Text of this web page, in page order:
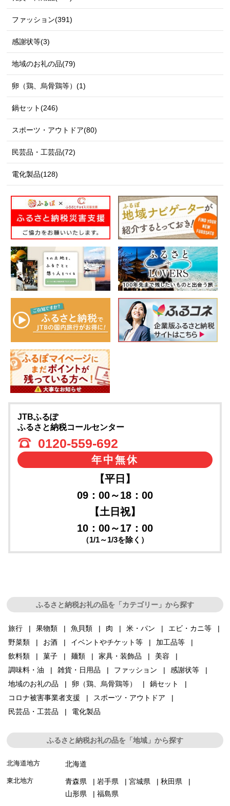
ファッション(391)
感謝状等(3)
地域のお礼の品(79)
卵（鶏、烏骨鶏等）(1)
鍋セット(246)
スポーツ・アウトドア(80)
民芸品・工芸品(72)
電化製品(128)
JTBふるぽ
ふるさと納税コールセンター
0120-559-692
年中無休
【平日】
09：00～18：00
【土日祝】
10：00～17：00
（1/1～1/3を除く）
ふるさと納税お礼の品を「カテゴリー」から探す
旅行 果物類 魚貝類 肉 米・パン
エビ・カニ等
野菜類
お酒 イベントやチケット等
加工品等
飲料類
菓子 麺類 家具・装飾品
美容
調味料・油
雑貨・日用品 ファッション
感謝状等
地域のお礼の品
卵（鶏、烏骨鶏等）
鍋セット
コロナ被害事業者支援
スポーツ・アウトドア
民芸品・工芸品
電化製品
ふるさと納税お礼の品を「地域」から探す
北海道地方 北海道
東北地方 青森県 岩手県 宮城県
秋田県
山形県
福島県